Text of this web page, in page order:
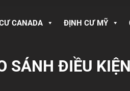
CANADA ĐỊNH CƯ MỸ
SÁNH ĐIỀU